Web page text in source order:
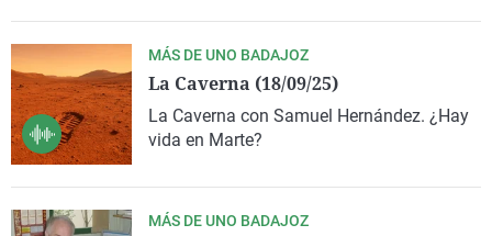
MÁS DE UNO BADAJOZ
La Caverna (18/09/25)
La Caverna con Samuel Hernández. ¿Hay
vida en Marte?
MÁS DE UNO BADAJOZ